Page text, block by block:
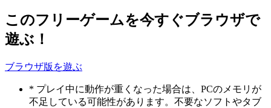
このフリーゲームを今すぐブラウザで
遊ぶ！
ブラウザ版を遊ぶ
* プレイ中に動作が重くなった場合は、PCのメモリが
不足している可能性があります。不要なソフトやタブ